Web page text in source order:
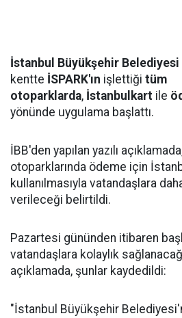
İstanbul Büyükşehir Belediyesi
kentte İSPARK'ın işlettiği tüm
otoparklarda, İstanbulkart ile
yönünde uygulama başlattı.
İBB'den yapılan yazılı
otoparklarında ödeme için
kullanılmasıyla vatandaşlara
verileceği belirtildi.
Pazartesi gününden itibaren
vatandaşlara kolaylık
açıklamada, şunlar kaydedildi:
"İstanbul Büyükşehir